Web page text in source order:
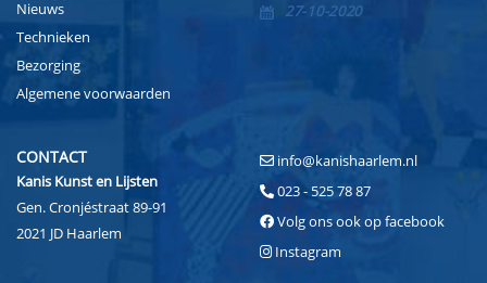
Nieuws
Technieken
Bezorging
Algemene voorwaarden
27-10-2020
CONTACT
Kanis Kunst en Lijsten
Gen. Cronjéstraat 89-91
2021 JD Haarlem
info@kanishaarlem.nl
023 - 525 78 87
Volg ons ook op facebook
Instagram